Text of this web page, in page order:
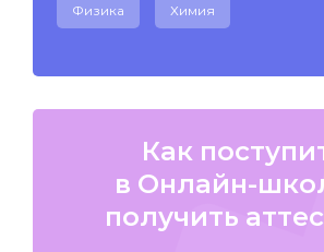
Физика Химия
Как
в Онлайн-
получить